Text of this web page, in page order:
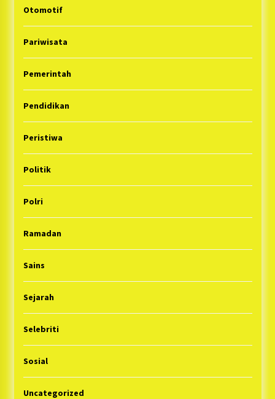
Otomotif
Pariwisata
Pemerintah
Pendidikan
Peristiwa
Politik
Polri
Ramadan
Sains
Sejarah
Selebriti
Sosial
Uncategorized